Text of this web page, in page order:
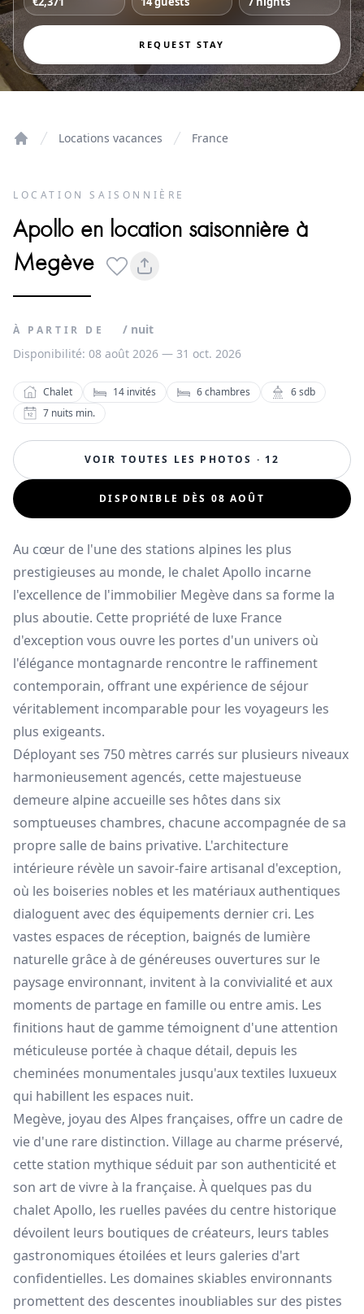
REQUEST STAY
Locations vacances France
LOCATION SAISONNIÈRE
Apollo en location saisonnière à
Megève
À PARTIR DE
/ nuit
Disponibilité: 08 août 2026 — 31 oct. 2026
Chalet 14 invités 6chambres 6sdb
7 nuits min.
VOIR TOUTES LES PHOTOS · 12
DISPONIBLE DÈS 08 AOÛT
Au cœur de l'une des stations alpines les plus
prestigieuses au monde, le chalet Apollo incarne
l'excellence de l'immobilier Megève dans sa forme la
plus aboutie. Cette propriété de luxe France
d'exception vous ouvre les portes d'un univers où
l'élégance montagnarde rencontre le raffinement
contemporain, offrant une expérience de séjour
véritablement incomparable pour les voyageurs les
plus exigeants.
Déployant ses 750 mètres carrés sur plusieurs niveaux
harmonieusement agencés, cette majestueuse
demeure alpine accueille ses hôtes dans six
somptueuses chambres, chacune accompagnée de sa
propre salle de bains privative. L'architecture
intérieure révèle un savoir-faire artisanal d'exception,
où les boiseries nobles et les matériaux authentiques
dialoguent avec des équipements dernier cri. Les
vastes espaces de réception, baignés de lumière
naturelle grâce à de généreuses ouvertures sur le
paysage environnant, invitent à la convivialité et aux
moments de partage en famille ou entre amis. Les
finitions haut de gamme témoignent d'une attention
méticuleuse portée à chaque détail, depuis les
cheminées monumentales jusqu'aux textiles luxueux
qui habillent les espaces nuit.
Megève, joyau des Alpes françaises, offre un cadre de
vie d'une rare distinction. Village au charme préservé,
cette station mythique séduit par son authenticité et
son art de vivre à la française. À quelques pas du
chalet Apollo, les ruelles pavées du centre historique
dévoilent leurs boutiques de créateurs, leurs tables
gastronomiques étoilées et leurs galeries d'art
confidentielles. Les domaines skiables environnants
promettent des descentes inoubliables sur des pistes